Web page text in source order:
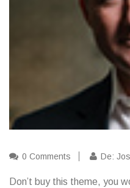
0 Comments De:
Don’t buy this theme, you